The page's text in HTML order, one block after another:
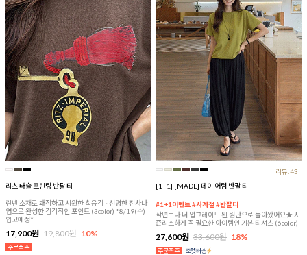
리츠 태슬 프린팅 반팔 티
린넨 소재로 쾌적하고 시원한 착용감~ 선명한 전사나
염으로 완성한 감각적인 포인트 (3color) *8/19(수)
입고예정*
17,900원 19,800원 10%
리뷰:43
[1+1] [MADE] 데이 어텀 반팔 티
#1+1이벤트 #사계절 #반팔티
작년보다 더 업그레이드 된 원단으로 돌아왔어요★ 시
즌리스하게 꼭 필요한 아이템인 기본 티셔츠 (6color)
27,600원 33,600원 18%